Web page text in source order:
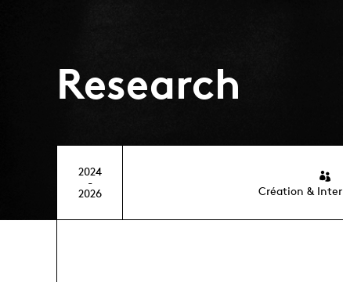
Research
2024
-
2026
Création &